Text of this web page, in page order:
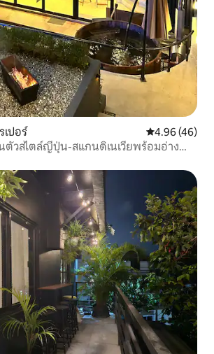
เปอร์ คะแนนเฉลี่ย
4.96 (46)
ตัวสไตล์ญี่ปุ่น-สแกนดิเนเวียพร้อมอ่างน้ำ